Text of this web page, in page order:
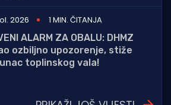
2026
1 MIN. ČITANJA
ALARM ZA OBALU: DHMZ
ozbiljno upozorenje, stiže
toplinskog vala!